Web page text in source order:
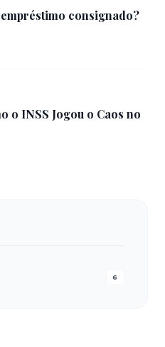
consignado?
o INSS Jogou o Caos no
6